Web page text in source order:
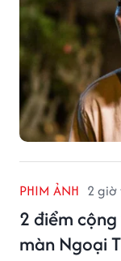
PHIM ẢNH 2
2 điểm
màn Ngoại